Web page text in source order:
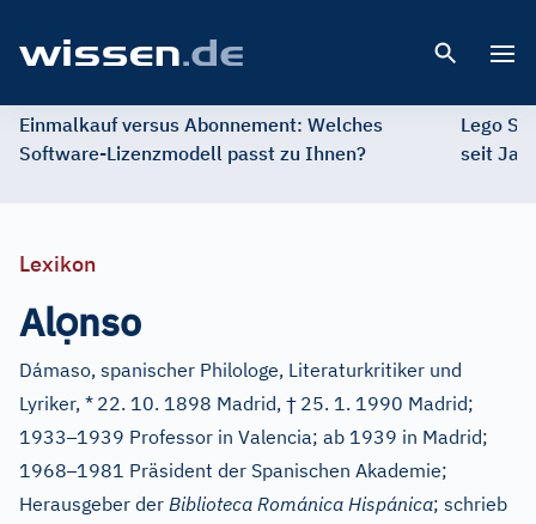
Einmalkauf versus Abonnement: Welches
Software-Lizenzmodell passt zu Ihnen?
Lego
seit
Lexikon
Alọnso
Dámaso, spanischer Philologe, Literaturkritiker und
Lyriker, * 22. 10. 1898 Madrid, † 25. 1. 1990 Madrid;
1933–1939 Professor in Valencia; ab 1939 in Madrid;
1968–1981 Präsident der Spanischen Akademie;
Herausgeber der Biblioteca Románica Hispánica; schrieb